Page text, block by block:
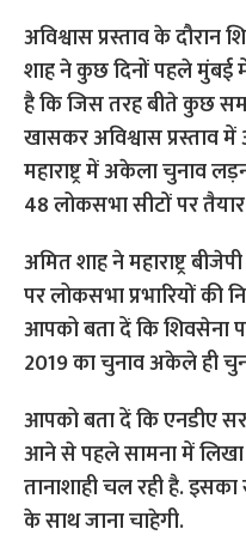
अविश्वास प्रस्ताव के दौरान
शाह ने कुछ दिनों पहले मुंबई
है कि जिस तरह बीते कुछ
खासकर अविश्वास प्रस्ताव
महाराष्ट्र में अकेला चुनाव
48 लोकसभा सीटों पर तैयार
अमित शाह ने महाराष्ट्र
पर लोकसभा प्रभारियों की
आपको बता दें कि शिवसेना
2019 का चुनाव अकेले ही
आपको बता दें कि एनडीए
आने से पहले सामना में
तानाशाही चल रही है.
के साथ जाना चाहेगी.